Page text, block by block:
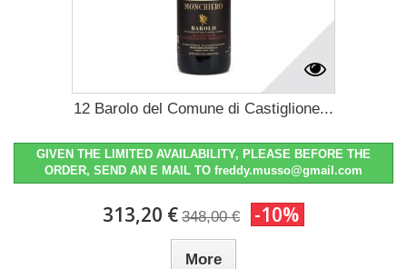
12 Barolo del Comune di Castiglione...
GIVEN THE LIMITED AVAILABILITY, PLEASE BEFORE THE
ORDER, SEND AN E MAIL TO freddy.musso@gmail.com
313,20 € 348,00 € -10%
More